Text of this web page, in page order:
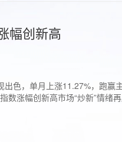
幅创新高
色，单月上涨11.27%，跑
数涨幅创新高市场“炒新”情